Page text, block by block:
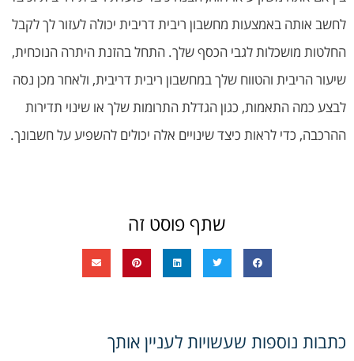
לחשב אותה באמצעות מחשבון ריבית דריבית יכולה לעזור לך לקבל
החלטות מושכלות לגבי הכסף שלך. התחל בהזנת היתרה הנוכחית,
שיעור הריבית והטווח שלך במחשבון ריבית דריבית, ולאחר מכן נסה
לבצע כמה התאמות, כגון הגדלת התרומות שלך או שינוי תדירות
ההרכבה, כדי לראות כיצד שינויים אלה יכולים להשפיע על חשבונך.
שתף פוסט זה
כתבות נוספות שעשויות לעניין אותך